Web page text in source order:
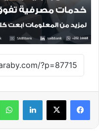
لينكدإن